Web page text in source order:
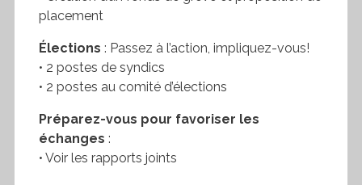
placement
Élections : Passez à l’action, impliquez-vous!
• 2 postes de syndics
• 2 postes au comité d’élections
Préparez-vous pour favoriser les
échanges :
• Voir les rapports joints